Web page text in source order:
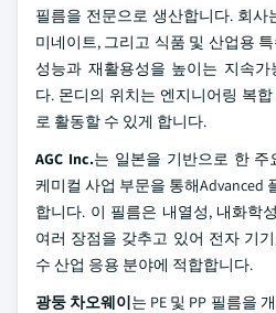
필름을 전문으로 생산합니다. 회사
미네이트, 그리고 식품 및 산업용
성능과 재활용성을 높이는 지속
다. 몬디의 위치는 엔지니어링 복
로 활동할 수 있게 합니다.
AGC Inc.는 일본을 기반으로 한 주
케미컬 사업 부문을 통해Advanced
합니다. 이 필름은 내열성, 내화학
여러 장점을 갖추고 있어 전자 기
수 산업 응용 분야에 적합합니다.
광둥 차오웨이는 PE 및 PP 필름을